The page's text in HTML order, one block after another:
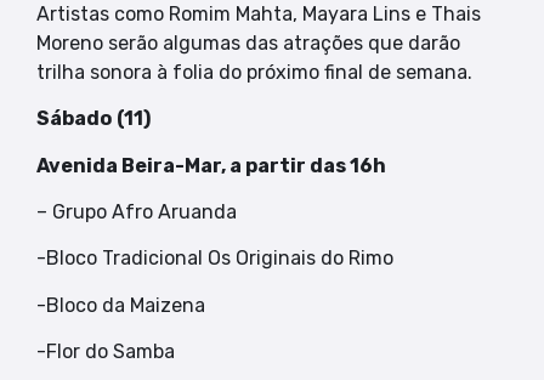
Artistas como Romim Mahta, Mayara Lins e Thais
Moreno serão algumas das atrações que darão
trilha sonora à folia do próximo final de semana.
Sábado (11)
Avenida Beira-Mar, a partir das 16h
– Grupo Afro Aruanda
-Bloco Tradicional Os Originais do Rimo
-Bloco da Maizena
-Flor do Samba